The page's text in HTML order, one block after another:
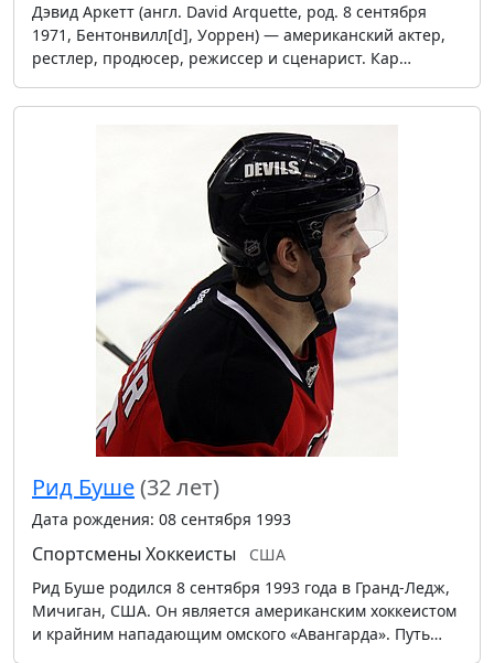
Дэвид Аркетт (англ. David Arquette, род. 8 сентября
1971, Бентонвилл[d], Уоррен) — американский актер,
рестлер, продюсер, режиссер и сценарист. Кар…
Рид Буше(32 лет)
Дата рождения: 08 сентября 1993
Спортсмены Хоккеисты
США
Рид Буше родился 8 сентября 1993 года в Гранд-Ледж,
Мичиган, США. Он является американским хоккеистом
и крайним нападающим омского «Авангарда». Путь…